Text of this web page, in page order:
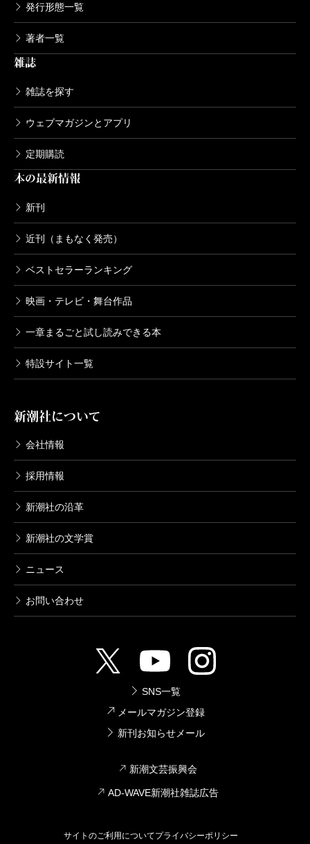
発行形態一覧
著者一覧
雑誌
雑誌を探す
ウェブマガジンとアプリ
定期購読
本の最新情報
新刊
近刊（まもなく発売）
ベストセラーランキング
映画・テレビ・舞台作品
一章まるごと試し読みできる本
特設サイト一覧
新潮社について
会社情報
採用情報
新潮社の沿革
新潮社の文学賞
ニュース
お問い合わせ
SNS一覧
メールマガジン登録
新刊お知らせメール
新潮文芸振興会
AD-WAVE新潮社雑誌広告
サイトのご利用についてプライバシーポリシー